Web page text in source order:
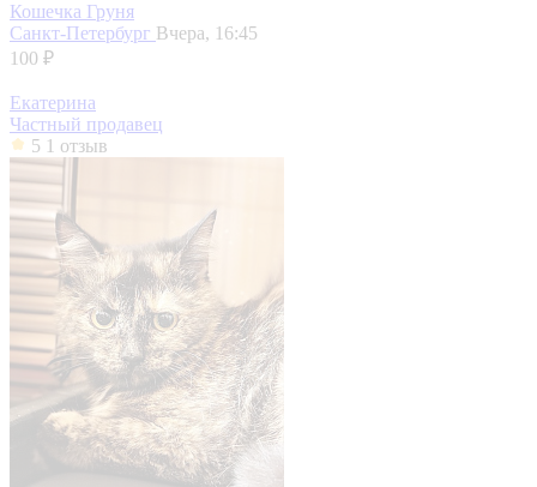
Кошечка Груня
Санкт-Петербург Вчера, 16:45
100 ₽
Екатерина
Частный продавец
5 1 отзыв